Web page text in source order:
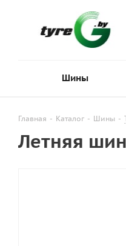
Шины
Главная - Каталог - Шины -
Летняя